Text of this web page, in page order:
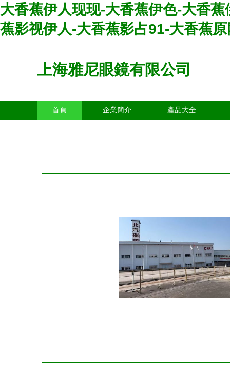
大香蕉伊人现现-大香蕉伊色-大香
蕉影视伊人-大香蕉影占91-大香蕉
上海雅尼眼鏡有限公司
首頁 企業簡介 產品大全